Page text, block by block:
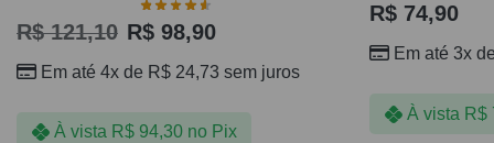
R$121,10 R$ 98,90
Em até 4x de R$ 24,73 sem juros
À vista R$94,30 no Pix
R$ 74,90
Em até 3x
À vista R$